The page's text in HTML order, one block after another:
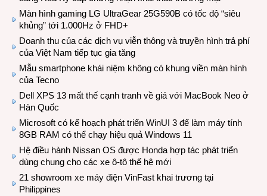
Màn hình gaming LG UltraGear 25G590B có tốc độ “siêu
khủng” tới 1.000Hz ở FHD+
Doanh thu của các dịch vụ viễn thông và truyền hình trả phí
của Việt Nam tiếp tục gia tăng
Mẫu smartphone khái niệm không có khung viền màn hình
của Tecno
Dell XPS 13 mất thế cạnh tranh về giá với MacBook Neo ở
Hàn Quốc
Microsoft có kế hoạch phát triển WinUI 3 để làm máy tính
8GB RAM có thể chạy hiệu quả Windows 11
Hệ điều hành Nissan OS được Honda hợp tác phát triển
dùng chung cho các xe ô-tô thế hệ mới
21 showroom xe máy điện VinFast khai trương tại
Philippines